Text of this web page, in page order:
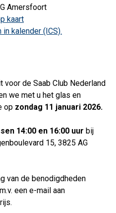
Amersfoort
kaart
in kalender (ICS).
voor de Saab Club Nederland
we met u het glas en
op zondag 11 januari 2026.
14:00 en 16:00 uur bij
15, 3825 AG
van de benodigdheden
een e-mail aan